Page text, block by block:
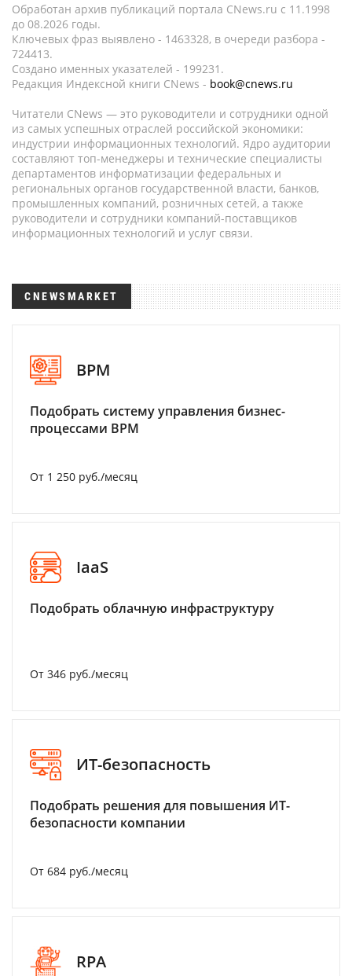
Обработан архив публикаций портала CNews.ru c 11.1998
до 08.2026 годы.
Ключевых фраз выявлено - 1463328, в очереди разбора -
724413.
Создано именных указателей - 199231.
Редакция Индексной книги CNews - book@cnews.ru
Читатели CNews — это руководители и сотрудники одной
из самых успешных отраслей российской экономики:
индустрии информационных технологий. Ядро аудитории
составляют топ-менеджеры и технические специалисты
департаментов информатизации федеральных и
региональных органов государственной власти, банков,
промышленных компаний, розничных сетей, а также
руководители и сотрудники компаний-поставщиков
информационных технологий и услуг связи.
CNEWSMARKET
BPM
Подобрать систему управления бизнес-
процессами BPM
От 1 250 руб./месяц
IaaS
Подобрать облачную инфраструктуру
От 346 руб./месяц
ИТ-безопасность
Подобрать решения для повышения ИТ-
безопасности компании
От 684 руб./месяц
RPA